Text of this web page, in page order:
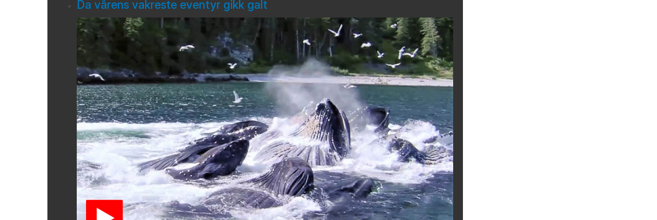
Da vårens vakreste eventyr gikk galt